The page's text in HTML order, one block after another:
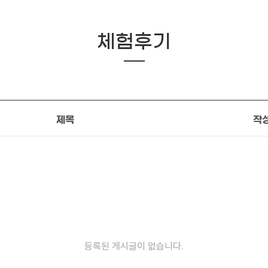
체험후기
제목 작
등록된 게시글이 없습니다.